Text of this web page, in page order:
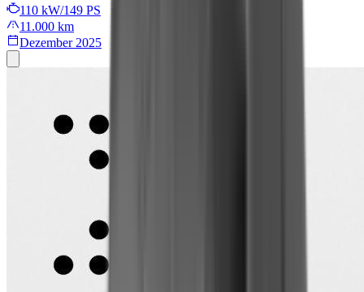
110 kW/149 PS
11.000 km
Dezember 2025